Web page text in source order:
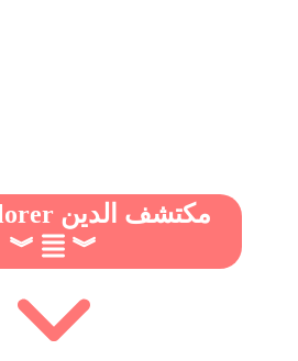
Ẹsin Explorer مكتشف الدين
︾
︾